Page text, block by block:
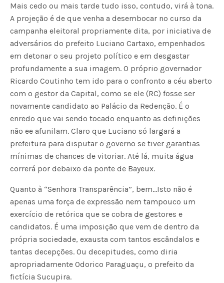
Mais cedo ou mais tarde tudo isso, contudo, virá à tona.
A projeção é de que venha a desembocar no curso da
campanha eleitoral propriamente dita, por iniciativa de
adversários do prefeito Luciano Cartaxo, empenhados
em detonar o seu projeto político e em desgastar
profundamente a sua imagem. O próprio governador
Ricardo Coutinho tem ido para o confronto a céu aberto
com o gestor da Capital, como se ele (RC) fosse ser
novamente candidato ao Palácio da Redenção. É o
enredo que vai sendo tocado enquanto as definições
não ee afunilam. Claro que Luciano só largará a
prefeitura para disputar o governo se tiver garantias
mínimas de chances de vitoriar. Até lá, muita água
correrá por debaixo da ponte de Bayeux.
Quanto à “Senhora Transparência”, bem…Isto não é
apenas uma força de expressão nem tampouco um
exercício de retórica que se cobra de gestores e
candidatos. É uma imposição que vem de dentro da
própria sociedade, exausta com tantos escândalos e
tantas decepções. Ou decepitudes, como diria
apropriadamente Odorico Paraguaçu, o prefeito da
fictícia Sucupira.